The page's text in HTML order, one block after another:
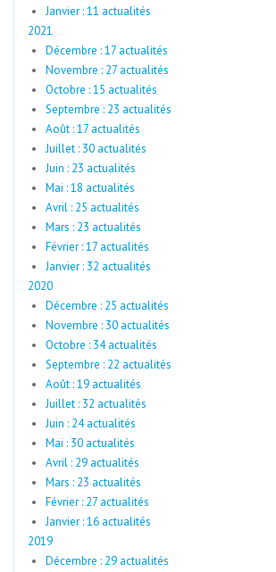
Janvier : 11 actualités
2021
Décembre : 17 actualités
Novembre : 27 actualités
Octobre : 15 actualités
Septembre : 23 actualités
Août : 17 actualités
Juillet : 30 actualités
Juin : 23 actualités
Mai : 18 actualités
Avril : 25 actualités
Mars : 23 actualités
Février : 17 actualités
Janvier : 32 actualités
2020
Décembre : 25 actualités
Novembre : 30 actualités
Octobre : 34 actualités
Septembre : 22 actualités
Août : 19 actualités
Juillet : 32 actualités
Juin : 24 actualités
Mai : 30 actualités
Avril : 29 actualités
Mars : 23 actualités
Février : 27 actualités
Janvier : 16 actualités
2019
Décembre : 29 actualités